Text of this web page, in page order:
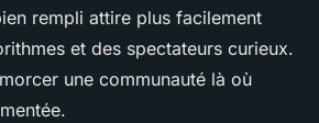
rempli attire plus facilement
et des spectateurs curieux.
une communauté là où